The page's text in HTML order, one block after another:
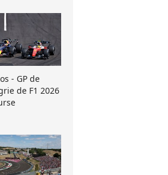
- GP de
de F1 2026